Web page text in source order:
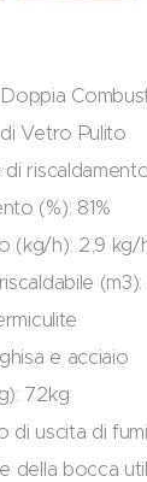
Vetro Pulito
(%): 81%
(kg/h): 2,9 kg/
e acciaio
72kg
di uscita di
della bocca